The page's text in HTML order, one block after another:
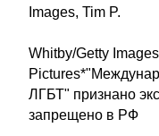
Images, Tim P.
Whitby/Getty
ЛГБТ" признано
запрещено в РФ